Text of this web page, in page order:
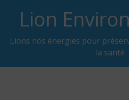
contentLion
Lions nos énergies pour
la santé